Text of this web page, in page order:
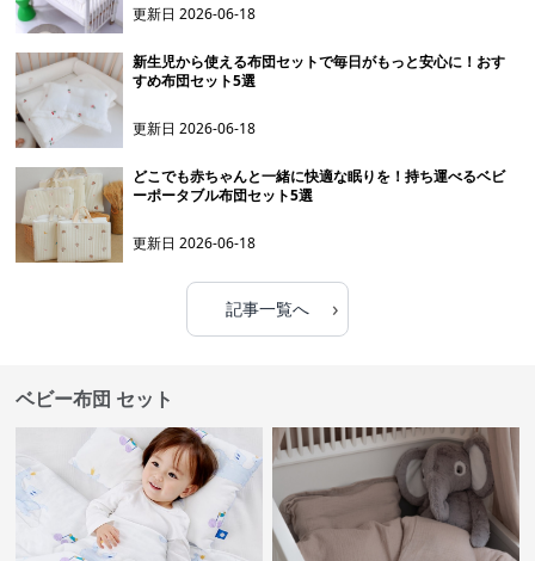
更新日2026-06-18
新生児から使える布団セットで毎日がもっと安心に！おす
すめ布団セット5選
更新日2026-06-18
どこでも赤ちゃんと一緒に快適な眠りを！持ち運べるベビ
ーポータブル布団セット5選
更新日2026-06-18
記事一覧へ ›
ベビー布団 セット